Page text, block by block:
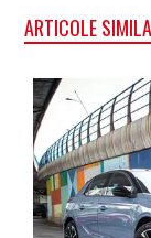
ARTICOLE